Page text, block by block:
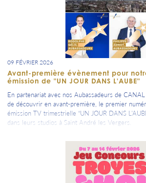
09 FÉVRIER 2026
Avant-première évènement pour
émission de "UN JOUR DANS L'AUBE"
En partenariat avec nos Aubassadeurs de
de découvrir en avant-première, le premier
émission TV trimestrielle “UN JOUR DANS
dans leurs studios à Saint André les Vergers.
Les 3 invités pour cette émission sont :
Rodolphe Gélis, Aubassadeurs, CEO de Nigloland,
Philippe Adnot, Aubassadeurs ancien sénateur et
Conseil Départemental de l'Aube,
Cécile Bertran, directrice du Musée Camille